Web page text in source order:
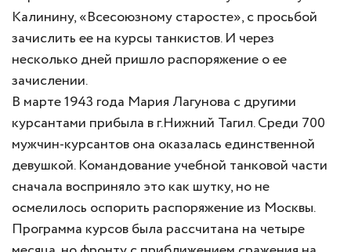
Калинину, «Всесоюзному старосте», с просьбой
зачислить ее на курсы танкистов. И через
несколько дней пришло распоряжение о ее
зачислении.
В марте 1943 года Мария Лагунова с другими
курсантами прибыла в г.Нижний Тагил. Среди 700
мужчин-курсантов она оказалась единственной
девушкой. Командование учебной танковой части
сначала восприняло это как шутку, но не
осмелилось оспорить распоряжение из Москвы.
Программа курсов была рассчитана на четыре